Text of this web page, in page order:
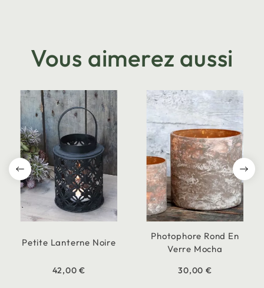
Vous aimerez aussi
Petite Lanterne Noire
42,00 €
Photophore Rond En
Verre Mocha
30,00 €